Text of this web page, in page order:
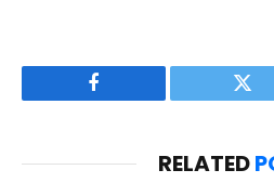
Facebook
RELATED